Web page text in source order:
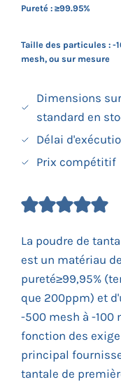
Pureté : ≥99.95%
Taille des particules : -
mesh, ou sur mesure
Dimensions
standard en
Délai
Prix compétitif
La poudre de
est un matériau
pureté≥99,95%
que 200ppm) et
-500 mesh à -100
fonction des
principal
tantale de